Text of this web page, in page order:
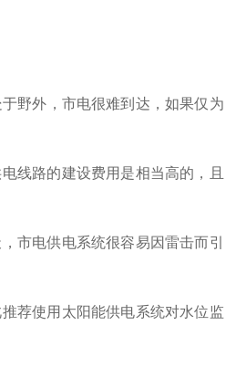
野外，市电很难到达，如果仅为
线路的建设费用是相当高的，且
市电供电系统很容易因雷击而引
推荐使用太阳能供电系统对水位监